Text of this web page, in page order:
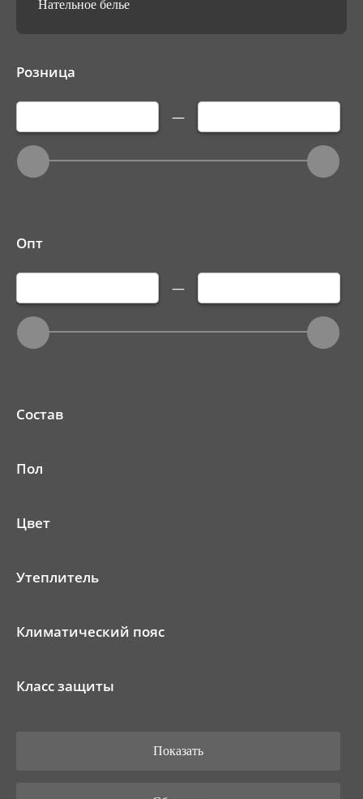
Нательное белье
Розница
—
Опт
—
Состав
Пол
Цвет
Утеплитель
Климатический пояс
Класс защиты